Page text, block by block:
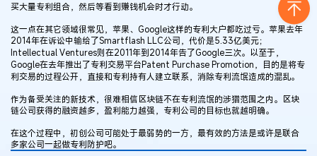
买大量专利组合，然后等看到赚钱机会时才行动。
这一点在其它领域很常见，苹果、Google这样的专利大户都吃过亏。苹果去年
2014年在诉讼中输给了Smartflash LLC公司，代价是5.33亿美元；
Intellectual Ventures则在2011年到2014年告了Google三次。以至于，
Google在去年推出了专利交易平台Patent Purchase Promotion，目的是将专
利交易的过程公开，直接和专利持有人建立联系，消除专利流氓造成的混乱。
作为备受关注的新技术，很难相信区块链不在专利流氓的涉猎范围之内。区块
链公司获得的融资越多，盈利能力越强，专利公司的目标也就越明确。
在这个过程中，初创公司可能处于最弱势的一方，最有效的方法是或许是联合
多家公司一起做专利防护吧。